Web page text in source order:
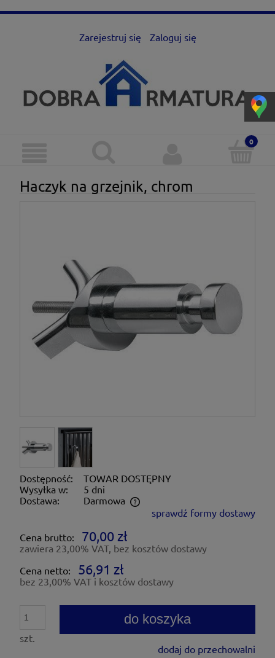
Zarejestruj się Zaloguj się
Haczyk na grzejnik, chrom
Dostępność:
TOWAR DOSTĘPNY
Wysyłka w:
5 dni
Dostawa:
Darmowa
Cena nie zawiera ewentualnych kosztów płatności
sprawdź formy dostawy
Cena brutto:
70,00 zł
zawiera 23,00% VAT, bez kosztów dostawy
Cena netto:
56,91 zł
bez 23,00% VAT i kosztów dostawy
szt.
do koszyka
dodaj do przechowalni